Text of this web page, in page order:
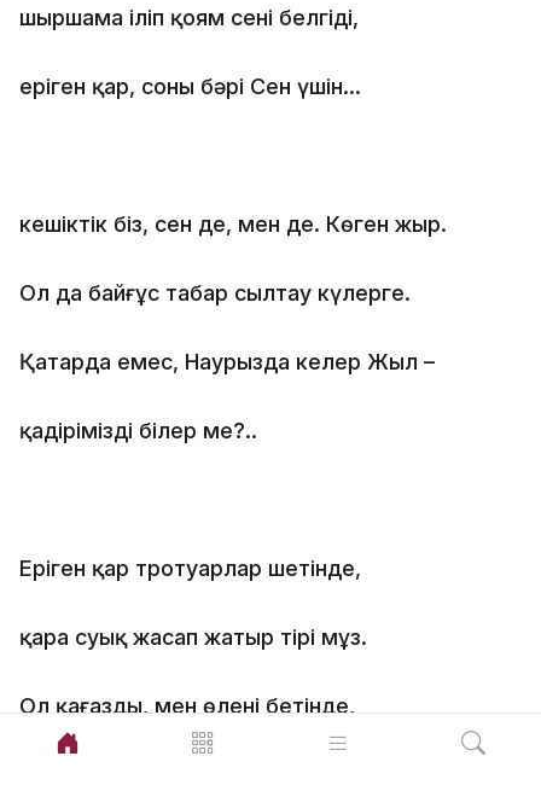
шыршама іліп қоям сенің белгіңді,
еріген қар, соның бәрі Сен үшін…
кешіктік біз, сен де, мен де. Көген жыр.
Ол да байғұс табар сылтау күлерге.
Қаңтарда емес, Наурызда келер Жыл –
қадірімізді білер ме?..
Еріген қар тротуарлар шетінде,
қара суық жасап жатыр тірі мұз.
Ол қағаздың, мен өлеңнің бетінде,